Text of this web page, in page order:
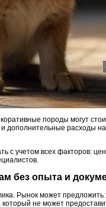
породы могут
дополнительные расходы
с учетом всех факторов:
без опыта и
Рынок может
не может